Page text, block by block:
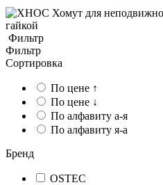
Фильтр
Фильтр
Сортировка
По цене ↑
По цене ↓
По алфавиту а-я
По алфавиту я-а
Бренд
OSTEC